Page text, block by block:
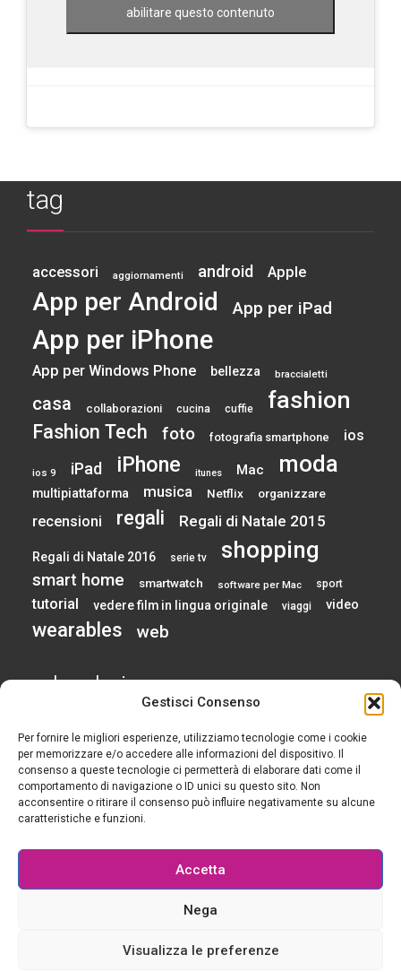
Gestisci Consenso
Per fornire le migliori esperienze, utilizziamo tecnologie come i cookie
per memorizzare e/o accedere alle informazioni del dispositivo. Il
consenso a queste tecnologie ci permetterà di elaborare dati come il
comportamento di navigazione o ID unici su questo sito. Non
acconsentire o ritirare il consenso può influire negativamente su alcune
caratteristiche e funzioni.
Accetta
Nega
Visualizza le preferenze
abilitare questo contenuto
tag
accessori aggiornamenti android Apple
App per Android App per iPad
App per iPhone
App per Windows Phone bellezza braccialetti
casa collaborazioni cucina cuffie fashion
Fashion Tech foto fotografia smartphone ios
ios 9 iPad iPhone itunes Mac moda
multipiattaforma musica Netflix organizzare
recensioni regali Regali di Natale 2015
Regali di Natale 2016 serie tv shopping
smart home smartwatch software per Mac sport
tutorial vedere film in lingua originale viaggi video
wearables web
calendario
AGOSTO 2026
L M M G V S
1
2
10
11 12 13 14 15
16
20